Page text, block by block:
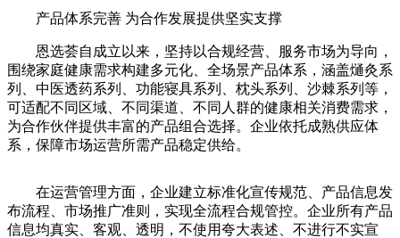
产品体系完善 为合作发展提供坚实支撑
恩选荟自成立以来，坚持以合规经营、服务市场为导向，
围绕家庭健康需求构建多元化、全场景产品体系，涵盖熥灸系
列、中医透药系列、功能寝具系列、枕头系列、沙棘系列等，
可适配不同区域、不同渠道、不同人群的健康相关消费需求，
为合作伙伴提供丰富的产品组合选择。企业依托成熟供应体
系，保障市场运营所需产品稳定供给。
在运营管理方面，企业建立标准化宣传规范、产品信息发
布流程、市场推广准则，实现全流程合规管控。企业所有产品
信息均真实、客观、透明，不使用夸大表述、不进行不实宣